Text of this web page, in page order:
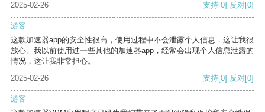
2025-02-26 支持[0] 反对[0]
游客
这款加速器app的安全性很高，使用过程中不会泄露个人信息，这让我很
放心。我以前使用过一些其他的加速器app，经常会出现个人信息泄露的
情况，这让我非常担心。
2025-02-26
支持[0] 反对[0]
游客